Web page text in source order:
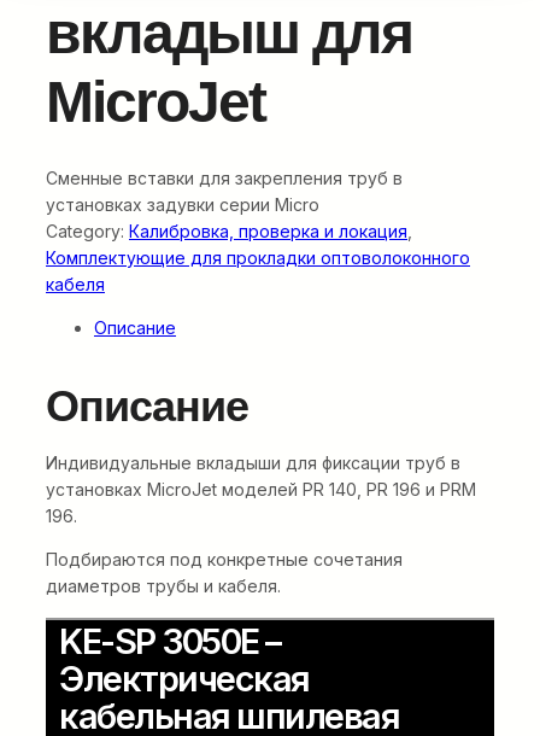
вкладыш для
MicroJet
Сменные вставки для закрепления труб в
установках задувки серии Micro
Category: Калибровка, проверка и локация
Комплектующие для прокладки оптоволоконного
кабеля
Описание
Описание
Индивидуальные вкладыши для фиксации труб в
установках MicroJet моделей PR 140, PR 196 и PRM
196.
Подбираются под конкретные сочетания
диаметров трубы и кабеля.